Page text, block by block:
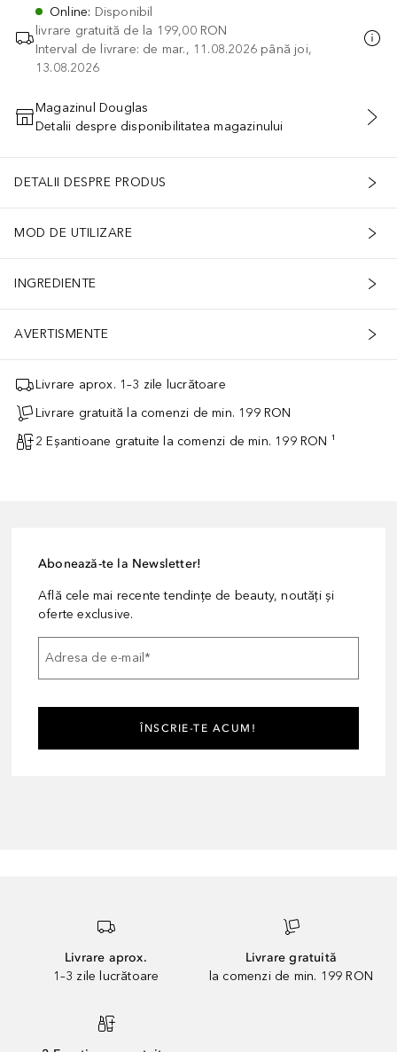
Online: Disponibil
livrare gratuită de la 199,00 RON
Interval de livrare: de mar., 11.08.2026 până joi,
13.08.2026
ADĂUGAȚI ÎN COŞ
Magazinul Douglas
Detalii despre disponibilitatea magazinului
DETALII DESPRE PRODUS
MOD DE UTILIZARE
INGREDIENTE
AVERTISMENTE
Livrare aprox. 1–3 zile lucrătoare
Livrare gratuită la comenzi de min. 199 RON
2 Eșantioane gratuite la comenzi de min. 199 RON ¹
Abonează-te la Newsletter!
Află cele mai recente tendințe de beauty, noutăți și
oferte exclusive.
Adresa de e-mail*
ÎNSCRIE-TE ACUM!
Livrare aprox.
1–3 zile lucrătoare
Livrare gratuită
la comenzi de min. 199 RON